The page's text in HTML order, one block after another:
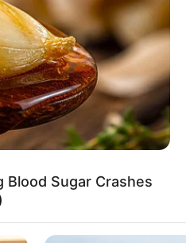
Blood Sugar Crashes